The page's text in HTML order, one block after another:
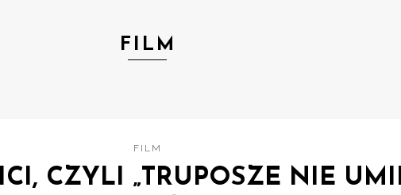
FILM
FILM
CZYLI „TRUPOSZE NIE